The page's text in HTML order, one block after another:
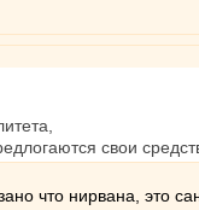
свои
что нирвана, это